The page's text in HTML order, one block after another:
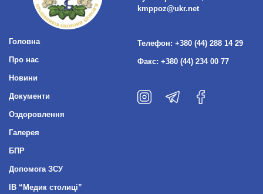
Головна
Про нас
Новини
Документи
Оздоровлення
Галерея
БПР
Допомога ЗСУ
ІВ “Медик столиці”
kmppoz@ukr.net
Телефон: +380 (44) 288 14 29
Факс: +380 (44) 234 00 77